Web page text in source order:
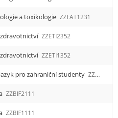
a toxikologie ZZFAT1231
zdravotnictví ZZETI2352
zdravotnictví ZZETI1352
jazyk pro zahraniční studenty ZZCJPC3100
ZZBIF2111
ZZBIF1111